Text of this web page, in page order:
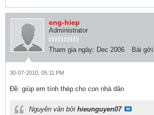
eng-hiep
Administrator
Tham gia ngày: Dec 2006 Bài gởi:
30-07-2010, 05:11 PM
Ðề: giúp em tính thép cho con nhà dân
Nguyên văn bởi hieunguyen07